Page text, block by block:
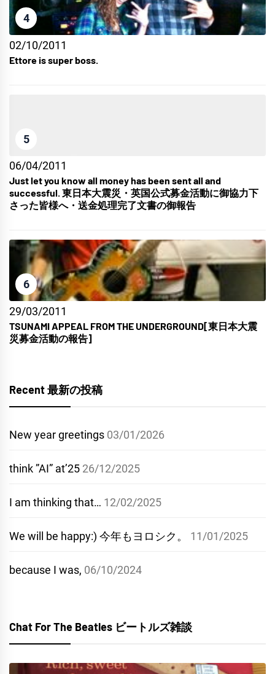
4
02/10/2011
Ettore is super boss.
5
06/04/2011
Just let you know all money has been sent all and
successful. 東日本大震災・英国公式募金活動に御協力下
さった皆様へ・送金処理完了文書の御報告
6
29/03/2011
TSUNAMI APPEAL FROM THE UNDERGROUND[東日本大震
災募金活動の報告]
Recent 最新の投稿
New year greetings 03/01/2026
think ”AI” at’25 26/12/2025
I am thinking that… 12/02/2025
We will be happy:) 今年もヨロシク。 11/01/2025
because I was, 06/10/2024
Chat For The Beatles ビートルズ雑談